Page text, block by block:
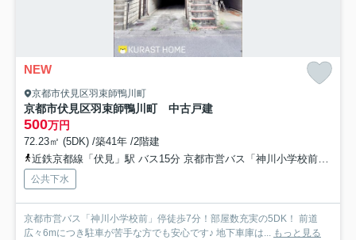
NEW
京都市伏見区羽束師鴨川町
京都市伏見区羽束師鴨川町 中古戸建
500万円
72.23㎡ (5DK) /築41年 /2階建
近鉄京都線「伏見」駅 バス15分 京都市営バス「神川小学校前」 停歩7分
公共下水
京都市営バス「神川小学校前」停徒歩7分！部屋数充実の5DK！ 前道
広々6mにつき駐車が苦手な方でも安心です♪ 地下車庫は... もっと見る